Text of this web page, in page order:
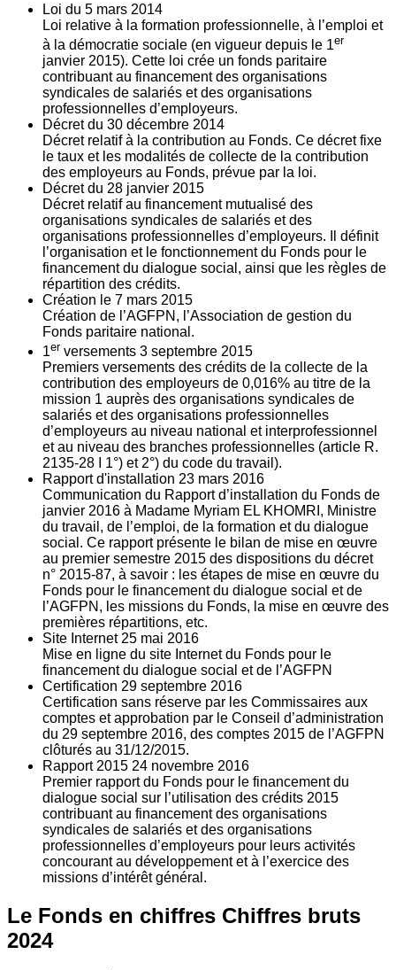
Loi du 5 mars 2014
Loi relative à la formation professionnelle, à l’emploi et
à la démocratie sociale (en vigueur depuis le 1er
janvier 2015). Cette loi crée un fonds paritaire
contribuant au financement des organisations
syndicales de salariés et des organisations
professionnelles d’employeurs.
Décret du 30 décembre 2014
Décret relatif à la contribution au Fonds. Ce décret fixe
le taux et les modalités de collecte de la contribution
des employeurs au Fonds, prévue par la loi.
Décret du 28 janvier 2015
Décret relatif au financement mutualisé des
organisations syndicales de salariés et des
organisations professionnelles d’employeurs. Il définit
l’organisation et le fonctionnement du Fonds pour le
financement du dialogue social, ainsi que les règles de
répartition des crédits.
Création le 7 mars 2015
Création de l’AGFPN, l’Association de gestion du
Fonds paritaire national.
1er versements 3 septembre 2015
Premiers versements des crédits de la collecte de la
contribution des employeurs de 0,016% au titre de la
mission 1 auprès des organisations syndicales de
salariés et des organisations professionnelles
d’employeurs au niveau national et interprofessionnel
et au niveau des branches professionnelles (article R.
2135‐28 I 1°) et 2°) du code du travail).
Rapport d'installation 23 mars 2016
Communication du Rapport d’installation du Fonds de
janvier 2016 à Madame Myriam EL KHOMRI, Ministre
du travail, de l’emploi, de la formation et du dialogue
social. Ce rapport présente le bilan de mise en œuvre
au premier semestre 2015 des dispositions du décret
n° 2015-87, à savoir : les étapes de mise en œuvre du
Fonds pour le financement du dialogue social et de
l’AGFPN, les missions du Fonds, la mise en œuvre des
premières répartitions, etc.
Site Internet 25 mai 2016
Mise en ligne du site Internet du Fonds pour le
financement du dialogue social et de l’AGFPN
Certification 29 septembre 2016
Certification sans réserve par les Commissaires aux
comptes et approbation par le Conseil d’administration
du 29 septembre 2016, des comptes 2015 de l’AGFPN
clôturés au 31/12/2015.
Rapport 2015 24 novembre 2016
Premier rapport du Fonds pour le financement du
dialogue social sur l’utilisation des crédits 2015
contribuant au financement des organisations
syndicales de salariés et des organisations
professionnelles d’employeurs pour leurs activités
concourant au développement et à l’exercice des
missions d’intérêt général.
Le Fonds en chiffres Chiffres bruts
2024